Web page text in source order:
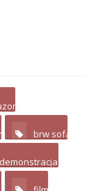
4 brw sofa
demonstracja